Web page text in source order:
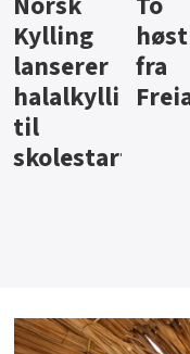
for Açai
Bowl
bli
i